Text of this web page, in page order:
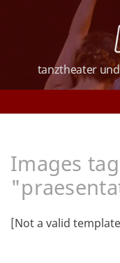
tanztheater
Images
[Not a valid